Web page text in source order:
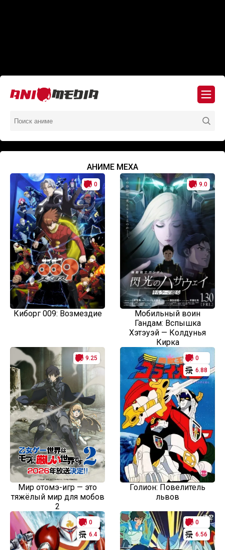
АНИМЕ МЕХА
0
Киборг 009: Возмездие
9.0
Мобильный воин
Гандам: Вспышка
Хэтэуэй — Колдунья
Кирка
9.25
Мир отомэ-игр — это
тяжёлый мир для мобов
2
0
6.88
Голион: Повелитель
львов
0
6.4
0
6.56